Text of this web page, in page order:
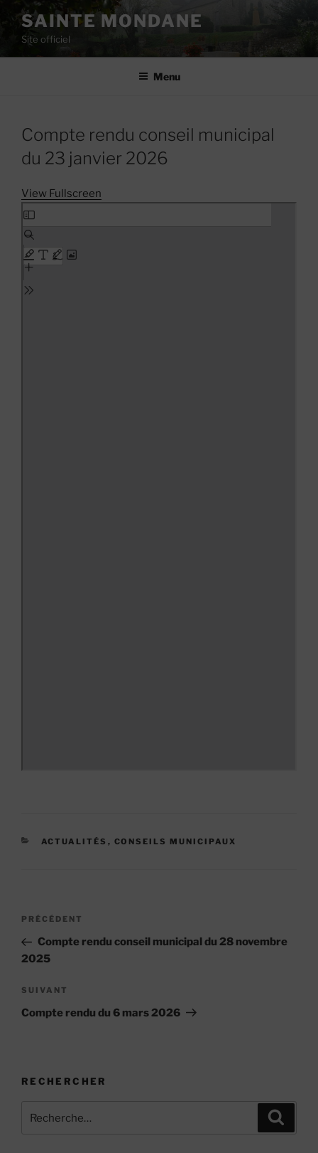
Aller
contenu
principal
SAINTE MONDANE
Site officiel
Menu
Compte rendu conseil municipal
du 23 janvier 2026
View Fullscreen
Skip
PDF
content
CATÉGORIES
ACTUALITÉS , CONSEILS MUNICIPAUX
Navigation
l’article
Article
précédent
PRÉCÉDENT
Compte rendu conseil municipal du 28 novembre
2025
Article
suivant
SUIVANT
Compte rendu du 6 mars 2026
RECHERCHER
pour